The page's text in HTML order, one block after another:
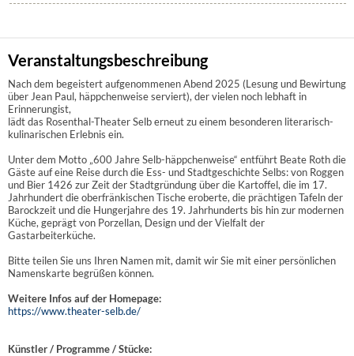
Veranstaltungsbeschreibung
Nach dem begeistert aufgenommenen Abend 2025 (Lesung und Bewirtung
über Jean Paul, häppchenweise serviert), der vielen noch lebhaft in
Erinnerungist,
lädt das Rosenthal-Theater Selb erneut zu einem besonderen literarisch-
kulinarischen Erlebnis ein.
Unter dem Motto „600 Jahre Selb-häppchenweise“ entführt Beate Roth die
Gäste auf eine Reise durch die Ess- und Stadtgeschichte Selbs: von Roggen
und Bier 1426 zur Zeit der Stadtgründung über die Kartoffel, die im 17.
Jahrhundert die oberfränkischen Tische eroberte, die prächtigen Tafeln der
Barockzeit und die Hungerjahre des 19. Jahrhunderts bis hin zur modernen
Küche, geprägt von Porzellan, Design und der Vielfalt der
Gastarbeiterküche.
Bitte teilen Sie uns Ihren Namen mit, damit wir Sie mit einer persönlichen
Namenskarte begrüßen können.
Weitere Infos auf der Homepage:
https://www.theater-selb.de/
Künstler / Programme / Stücke: